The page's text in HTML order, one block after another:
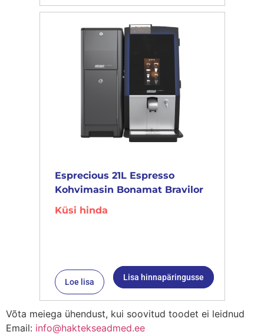
Esprecious 21L Espresso
Kohvimasin Bonamat Bravilor
Küsi hinda
Loe lisa Lisa hinnapäringusse
Võta meiega ühendust, kui soovitud toodet ei leidnud
Email: info@haktekseadmed.ee